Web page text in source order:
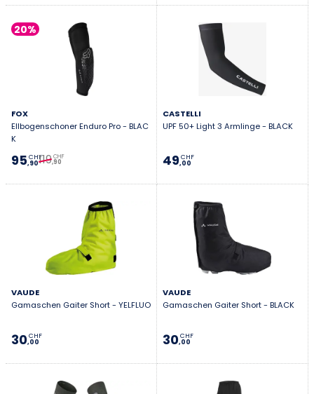
20%
FOX
Ellbogenschoner Enduro Pro - BLAC
K
95,90
CHF119,90
CHF
CASTELLI
UPF 50+ Light 3 Armlinge - BLACK
49,00
CHF
VAUDE
Gamaschen Gaiter Short - YELFLUO
30,00
CHF
VAUDE
Gamaschen Gaiter Short - BLACK
30,00
CHF